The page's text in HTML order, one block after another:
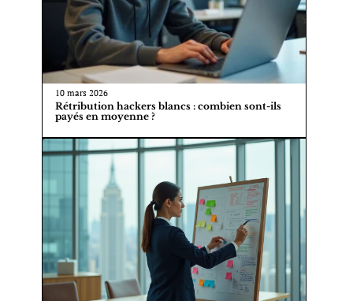
10 mars 2026
Rétribution hackers blancs : combien sont-ils
payés en moyenne ?